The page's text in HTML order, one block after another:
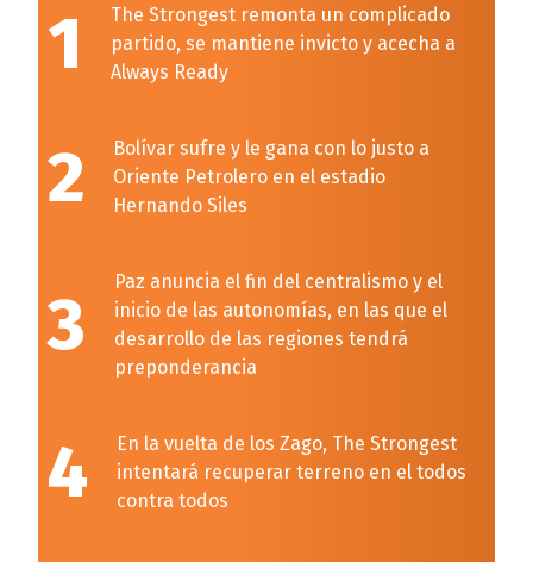
1
The Strongest remonta un complicado
partido, se mantiene invicto y acecha a
Always Ready
2
Bolívar sufre y le gana con lo justo a
Oriente Petrolero en el estadio
Hernando Siles
3
Paz anuncia el fin del centralismo y el
inicio de las autonomías, en las que el
desarrollo de las regiones tendrá
preponderancia
4
En la vuelta de los Zago, The Strongest
intentará recuperar terreno en el todos
contra todos